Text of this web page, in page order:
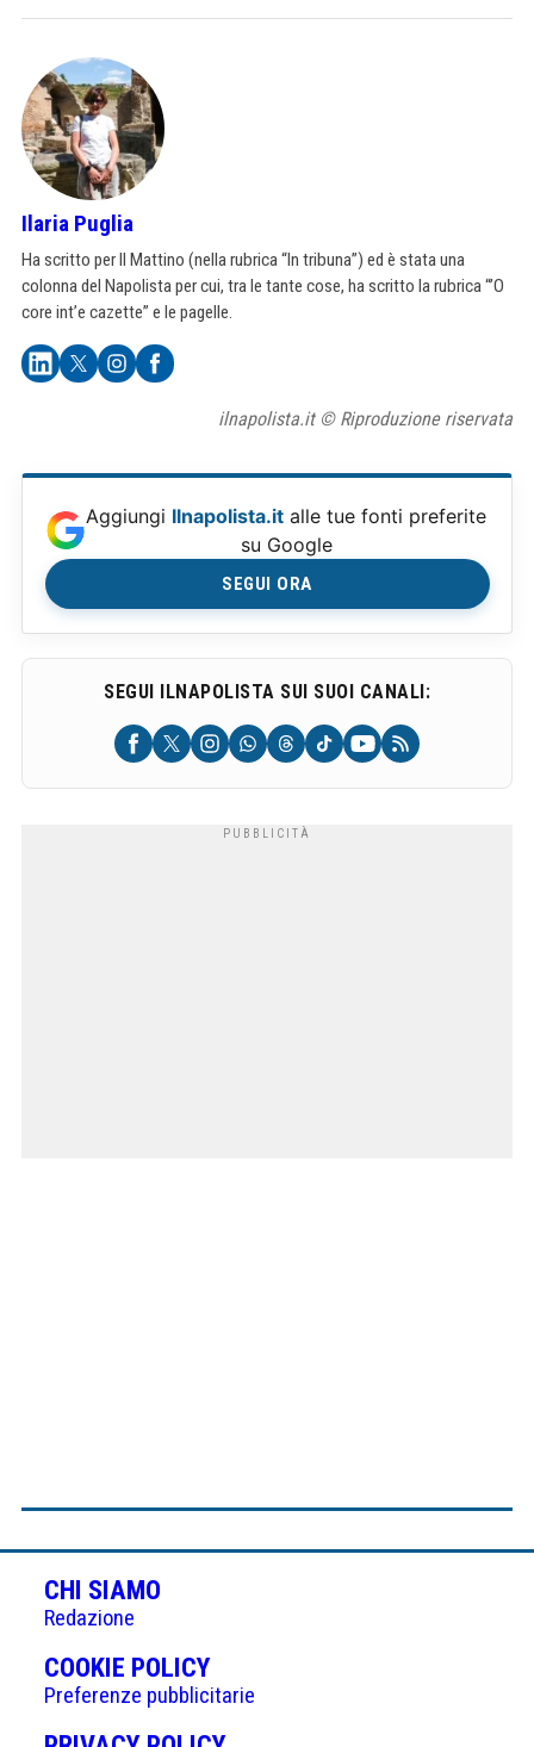
Ilaria Puglia
Ha scritto per Il Mattino (nella rubrica “In tribuna”) ed è stata una
colonna del Napolista per cui, tra le tante cose, ha scritto la rubrica “’O
core int’e cazette” e le pagelle.
ilnapolista.it © Riproduzione riservata
Aggiungi Ilnapolista.it alle tue fonti preferite
su Google
SEGUI ORA
SEGUI ILNAPOLISTA SUI SUOI CANALI:
CHI SIAMO
Redazione
COOKIE POLICY(APRE
IN
UNA
Preferenze pubblicitarie